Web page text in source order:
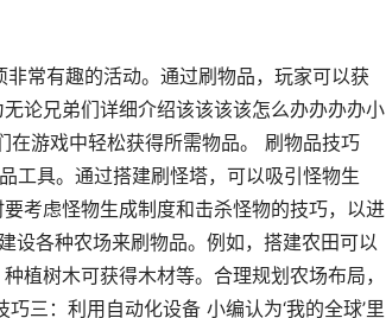
常有趣的活动。通过刷物品，玩家可以获
论兄弟们详细介绍该该该该怎么办办办办小
在游戏中轻松获得所需物品。 刷物品技巧
工具。通过搭建刷怪塔，可以吸引怪物生
考虑怪物生成制度和击杀怪物的技巧，以进
设各种农场来刷物品。例如，搭建农田可以
植树木可获得木材等。合理规划农场布局，
三：利用自动化设备 小编认为‘我的全球’里